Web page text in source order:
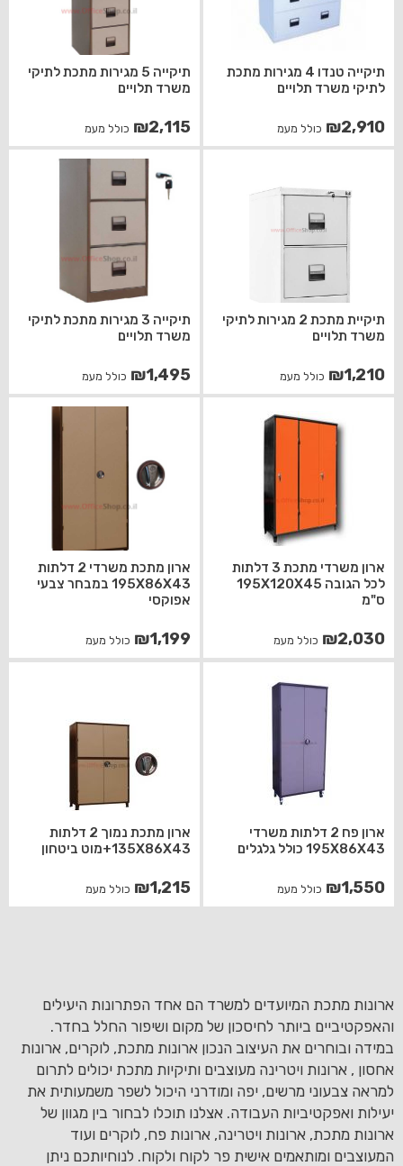
תיקייה טנדו 4 מגירות מתכת
לתיקי משרד תלויים
₪2,910 כולל מעמ
תיקייה 5 מגירות מתכת לתיקי
משרד תלויים
₪2,115 כולל מעמ
תיקיית מתכת 2 מגירות לתיקי
משרד תלויים
₪1,210 כולל מעמ
תיקייה 3 מגירות מתכת לתיקי
משרד תלויים
₪1,495 כולל מעמ
ארון משרדי מתכת 3 דלתות
לכל הגובה 195X120X45
ס"מ
₪2,030 כולל מעמ
ארון מתכת משרדי 2 דלתות
195X86X43 במבחר צבעי
אפוקסי
₪1,199 כולל מעמ
ארון פח 2 דלתות משרדי
195X86X43 כולל גלגלים
₪1,550 כולל מעמ
ארון מתכת נמוך 2 דלתות
135X86X43+מוט ביטחון
₪1,215 כולל מעמ
ארונות מתכת המיועדים למשרד הם אחד הפתרונות היעילים
והאפקטיביים ביותר לחיסכון של מקום ושיפור החלל בחדר.
במידה ובוחרים את העיצוב הנכון ארונות מתכת, לוקרים, ארונות
אחסון , ארונות ויטרינה מעוצבים ותיקיות מתכת יכולים לתרום
למראה צבעוני מרשים, יפה ומודרני היכול לשפר משמעותית את
יעילות ואפקטיביות העבודה. אצלנו תוכלו לבחור בין מגוון של
ארונות מתכת, ארונות ויטרינה, ארונות פח, לוקרים ועוד
המעוצבים ומותאמים אישית פר לקוח ולקוח. לנוחיותכם ניתן